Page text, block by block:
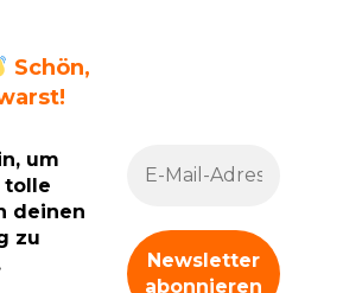
Schön,
um
tolle
deinen
zu